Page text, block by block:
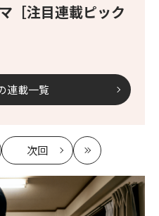
［注目連載ピック
連載一覧
次回
記
へ
最
新